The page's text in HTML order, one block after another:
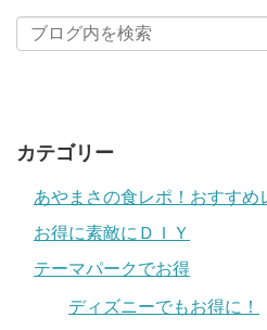
カテゴリー
あやまさの食レポ！おすすめ
お得に素敵にＤＩＹ
テーマパークでお得
ディズニーでもお得に！